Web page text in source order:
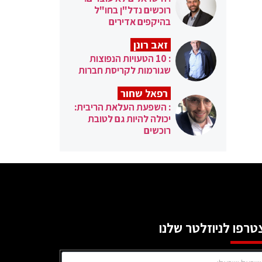
רוכשים נדל"ן בחו"ל
בהיקפים אדירים
זאב רונן
: 10 הטעויות הנפוצות
שגורמות לקריסת חברות
רפאל שחור
: השפעת העלאת הריבית:
יכולה להיות גם לטובת
רוכשים
לניוזלטר שלנו